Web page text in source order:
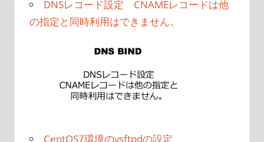
DNSレコード設定 CNAMEレコードは他
の指定と同時利用はできません。
CentOS7環境のvsftpdの設定